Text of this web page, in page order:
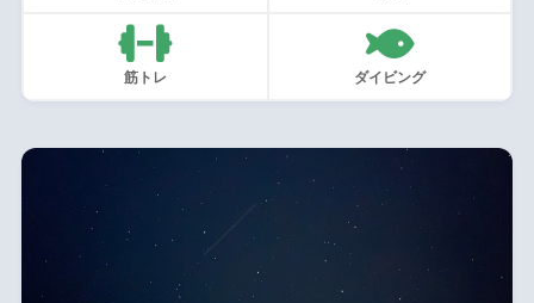
筋トレ ダイビング